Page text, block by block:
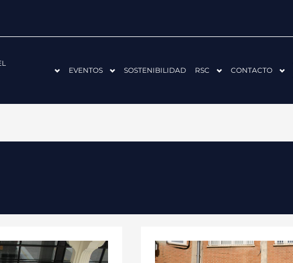
EVENTOS SOSTENIBILIDAD RSC CONTACTO
FECOR
CELEBRA
SU